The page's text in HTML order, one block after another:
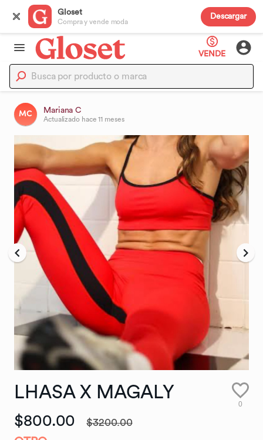
Gloset
Compra y vende moda
Descargar
VENDE
MC Mariana C
Actualizado hace 11 meses
LHASA X MAGALY
0
$800.00 $3200.00